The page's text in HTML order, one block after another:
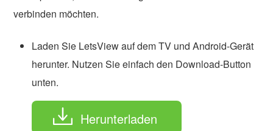
verbinden möchten.
Laden Sie LetsView auf dem TV und Android-Gerät
herunter. Nutzen Sie einfach den Download-Button
unten.
Herunterladen